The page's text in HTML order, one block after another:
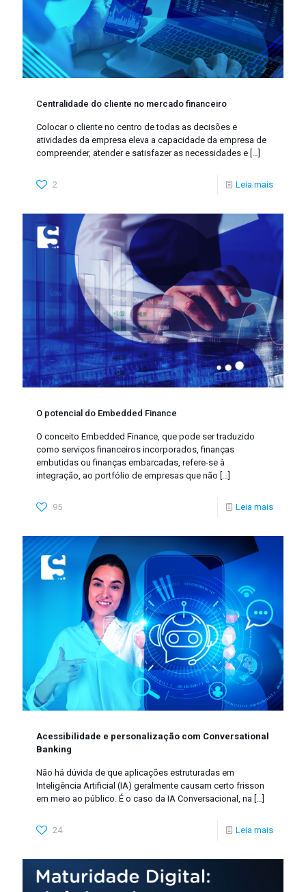
Centralidade do cliente no mercado financeiro
Colocar o cliente no centro de todas as decisões e
atividades da empresa eleva a capacidade da empresa de
compreender, atender e satisfazer as necessidades e […]
2 Leia mais
O potencial do Embedded Finance
O conceito Embedded Finance, que pode ser traduzido
como serviços financeiros incorporados, finanças
embutidas ou finanças embarcadas, refere-se à
integração, ao portfólio de empresas que não […]
95 Leia mais
Acessibilidade e personalização com Conversational
Banking
Não há dúvida de que aplicações estruturadas em
Inteligência Artificial (IA) geralmente causam certo frisson
em meio ao público. É o caso da IA Conversacional, na
24 Leia mais